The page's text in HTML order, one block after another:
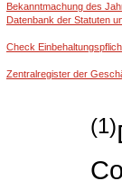
Bekanntmachung des
Datenbank der Statuten
Check
Zentralregister der
(1)